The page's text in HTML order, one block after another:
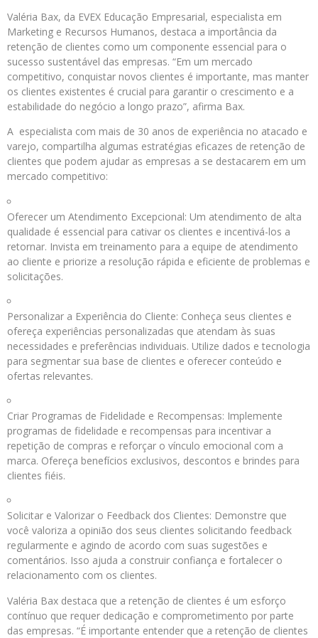
Valéria Bax, da EVEX Educação Empresarial, especialista em
Marketing e Recursos Humanos, destaca a importância da
retenção de clientes como um componente essencial para o
sucesso sustentável das empresas. “Em um mercado
competitivo, conquistar novos clientes é importante, mas manter
os clientes existentes é crucial para garantir o crescimento e a
estabilidade do negócio a longo prazo”, afirma Bax.
A especialista com mais de 30 anos de experiência no atacado e
varejo, compartilha algumas estratégias eficazes de retenção de
clientes que podem ajudar as empresas a se destacarem em um
mercado competitivo:
Oferecer um Atendimento Excepcional: Um atendimento de alta
qualidade é essencial para cativar os clientes e incentivá-los a
retornar. Invista em treinamento para a equipe de atendimento
ao cliente e priorize a resolução rápida e eficiente de problemas e
solicitações.
Personalizar a Experiência do Cliente: Conheça seus clientes e
ofereça experiências personalizadas que atendam às suas
necessidades e preferências individuais. Utilize dados e tecnologia
para segmentar sua base de clientes e oferecer conteúdo e
ofertas relevantes.
Criar Programas de Fidelidade e Recompensas: Implemente
programas de fidelidade e recompensas para incentivar a
repetição de compras e reforçar o vínculo emocional com a
marca. Ofereça benefícios exclusivos, descontos e brindes para
clientes fiéis.
Solicitar e Valorizar o Feedback dos Clientes: Demonstre que
você valoriza a opinião dos seus clientes solicitando feedback
regularmente e agindo de acordo com suas sugestões e
comentários. Isso ajuda a construir confiança e fortalecer o
relacionamento com os clientes.
Valéria Bax destaca que a retenção de clientes é um esforço
contínuo que requer dedicação e comprometimento por parte
das empresas. “É importante entender que a retenção de clientes